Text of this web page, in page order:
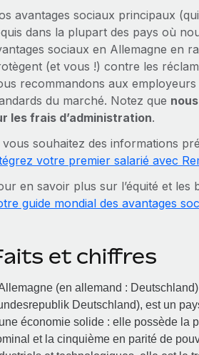
avantages sociaux principaux
dans la plupart des pays où
sociaux en Allemagne en
(et vous !) contre les
recommandons aux
du marché. Notez que
les frais d’administration.
vous souhaitez des informations
votre premier salarié avec
en savoir plus sur l’équité et les
guide mondial des avantages
et chiffres
(en allemand :
Deutschland), est un
économie solide : elle possède la
et la cinquième en parité de